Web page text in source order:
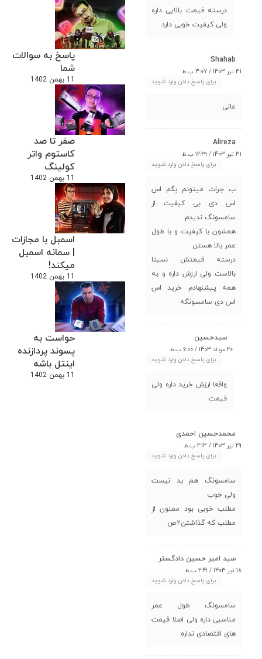
پاسخ به سوالات
شما
11 بهمن 1402
صفر تا صد
کاستوم واتر
کولینگ
11 بهمن 1402
اسمبل با مجازات
| سمانه اسمبل
میکند!
11 بهمن 1402
حواست به
پسوند پردازنده
اینتل باشه
11 بهمن 1402
درسته قیمت بالایی داره
ولی کیفیت خوبی دارد
Shahab
31 تیر 1403 / 3:07 ب.ظ
برای پاسخ دادن وارد شوید
عالی
Alireza
31 تیر 1403 / 12:29 ب.ظ
برای پاسخ دادن وارد شوید
ب جرات میتونم بگم اس
اس دی بی کیفیت از
سامسونگ ندیدم
همشون با کیفیت و با طول
عمر بالا هستن
درسته قیمتش نسبتا
بالاست ولی ارزش داره و به
همه پیشنهادم خرید اس
اس دی سامسونگه
سیدحسین
20 مرداد 1403 / 6:00 ب.ظ
برای پاسخ دادن وارد شوید
واقعا ارزش خرید داره ولی
قیمت
محمدحسین احمدی
29 تیر 1403 / 2:13 ب.ظ
برای پاسخ دادن وارد شوید
سامسونگ هم بد نیست
ولی خوب
مطلب خوبی بود ممنون از
مطلب که گذاشتن۲ص
سید امیر حسین دادگستر
18 تیر 1403 / 2:41 ب.ظ
برای پاسخ دادن وارد شوید
سامسونگ طول عمر
مناسبی داره ولی اصلا قیمت
های اقتصادی نداره